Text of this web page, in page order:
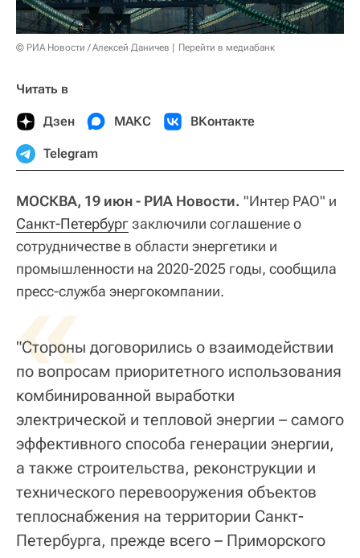
© РИА Новости / Алексей Даничев Перейти в медиабанк
Читать в
Дзен МАКС ВКонтакте
Telegram
МОСКВА, 19 июн - РИА Новости. "Интер РАО" и
Санкт-Петербургзаключили соглашение о
сотрудничестве в области энергетики и
промышленности на 2020-2025 годы, сообщила
пресс-служба энергокомпании.
«
"Стороны договорились о взаимодействии
по вопросам приоритетного использования
комбинированной выработки
электрической и тепловой энергии – самого
эффективного способа генерации энергии,
а также строительства, реконструкции и
технического перевооружения объектов
теплоснабжения на территории Санкт-
Петербурга, прежде всего – Приморского